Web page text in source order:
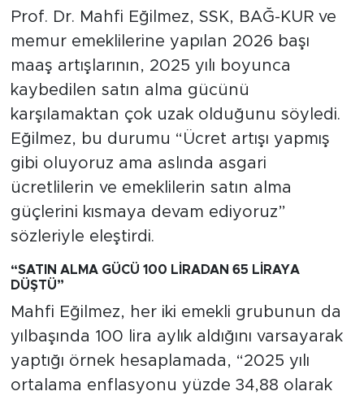
Prof. Dr. Mahfi Eğilmez, SSK, BAĞ-KUR ve
memur emeklilerine yapılan 2026 başı
maaş artışlarının, 2025 yılı boyunca
kaybedilen satın alma gücünü
karşılamaktan çok uzak olduğunu söyledi.
Eğilmez, bu durumu “Ücret artışı yapmış
gibi oluyoruz ama aslında asgari
ücretlilerin ve emeklilerin satın alma
güçlerini kısmaya devam ediyoruz”
sözleriyle eleştirdi.
“SATIN ALMA GÜCÜ 100 LİRADAN 65 LİRAYA
DÜŞTÜ”
Mahfi Eğilmez, her iki emekli grubunun da
yılbaşında 100 lira aylık aldığını varsayarak
yaptığı örnek hesaplamada, “2025 yılı
ortalama enflasyonu yüzde 34,88 olarak
KADIN
SAĞLIK
SİYASET
MEDYA KÖŞESİ
FOTO GALERİ
VİDEOLAR